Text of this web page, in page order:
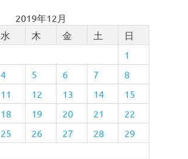
2019年12月
水 木 金 土
日
1
4 5 6 7
8
11 12 13 14
15
18 19 20 21
22
25 26 27 28
29